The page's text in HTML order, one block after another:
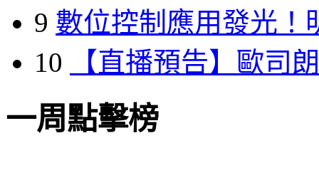
9 數位控制應用發光！
10
【直播預告】歐司
一周點擊榜